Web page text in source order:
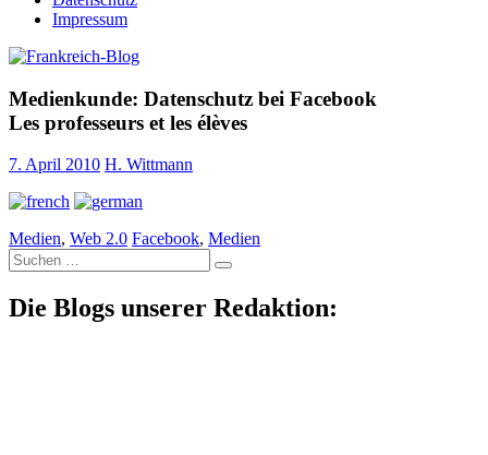
Impressum
Medienkunde: Datenschutz bei Facebook
Les professeurs et les élèves
7. April 2010 H. Wittmann
Medien, Web 2.0 Facebook, Medien
Suche
nach:
Die Blogs unserer Redaktion: